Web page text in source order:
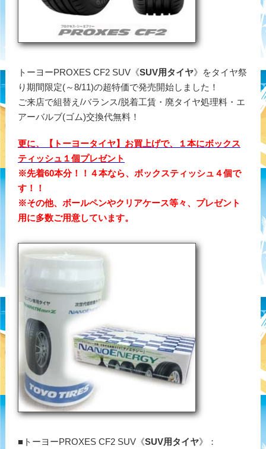
トーヨーPROXES CF2 SUV《SUV用タイヤ》をタイヤ祭
り期間限定(～8/11)の超特価で発売開始しました！
ご来店で組替え/バランス/脱着工賃・廃タイヤ処理料・エ
アーバルブ(ゴム)交換代無料！
更に、【トーヨータイヤ】お買上げで、１本にボックス
ティッシュ１個プレゼント
※先着60本分！！４本なら、ボックスティッシュ４個で
す！！
※その他、ボールペンやクリアケース等々、プレゼント
用に多数ご用意しています。
■トーヨーPROXES CF2 SUV《SUV用タイヤ》：